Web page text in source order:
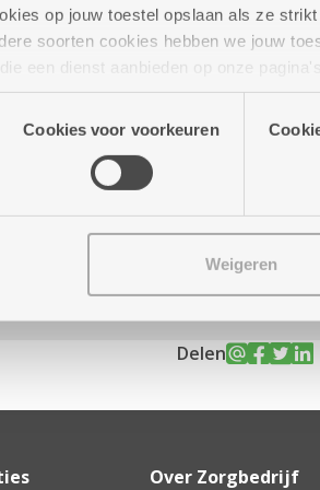
op jouw toestel opslaan als ze
soorten cookies hebben we jouw
een dienst aanbieden op onze
onze site voor social media,
die je aan hen verstrekte.
Cookies voor voorkeuren
Weigeren
Assistentiewoningen
Delen
Over Zorgbedrijf